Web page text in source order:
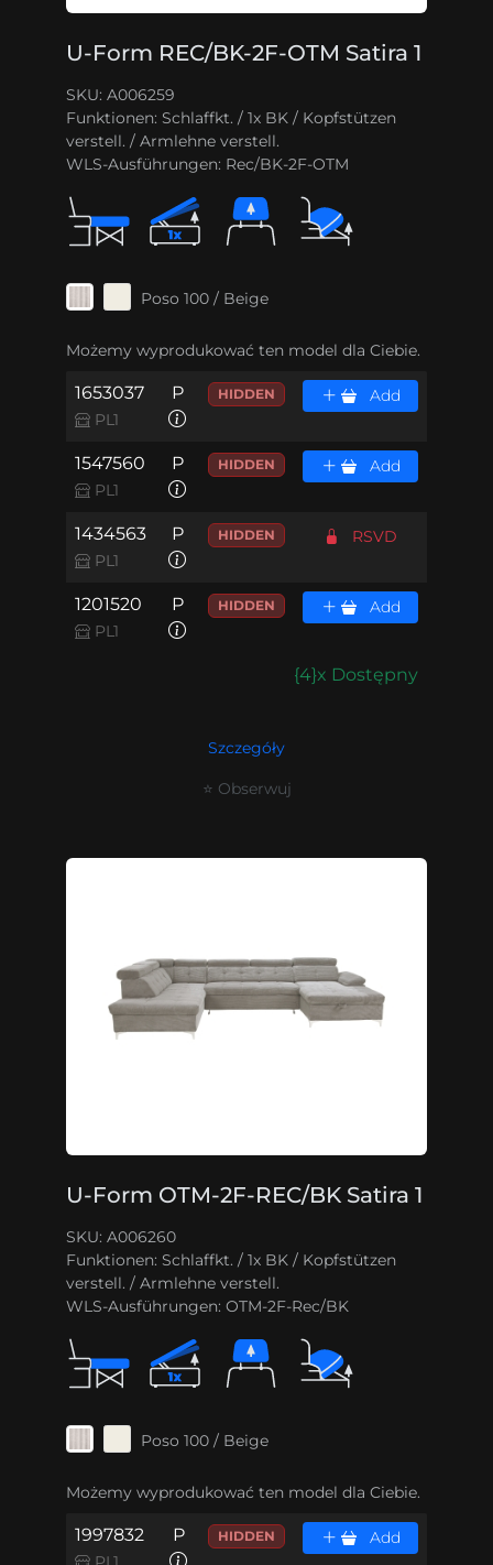
U-Form REC/BK-2F-OTM Satira 1
SKU: A006259
Funktionen: Schlaffkt. / 1x BK / Kopfstützen
verstell. / Armlehne verstell.
WLS-Ausführungen: Rec/BK-2F-OTM
Poso 100 / Beige
Możemy wyprodukować ten model dla Ciebie.
1653037
PL1
P HIDDEN Add
1547560
PL1
P HIDDEN Add
1434563
PL1
P HIDDEN RSVD
1201520
PL1
P HIDDEN Add
{4}x Dostępny
Szczegóły
⭐ Obserwuj
U-Form OTM-2F-REC/BK Satira 1
SKU: A006260
Funktionen: Schlaffkt. / 1x BK / Kopfstützen
verstell. / Armlehne verstell.
WLS-Ausführungen: OTM-2F-Rec/BK
Poso 100 / Beige
Możemy wyprodukować ten model dla Ciebie.
1997832 P HIDDEN Add